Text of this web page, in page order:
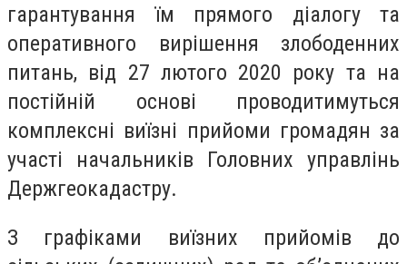
гарантування їм прямого діалогу та
оперативного вирішення злободенних
питань, від 27 лютого 2020 року та на
постійній основі проводитимуться
комплексні виїзні прийоми громадян за
участі начальників Головних управлінь
Держгеокадастру.
З графіками виїзних прийомів до